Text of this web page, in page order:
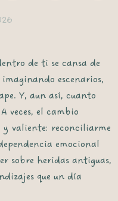
de ti se cansa de
escenarios,
Y, aun así, cuanto
A veces, el cambio
valiente: reconciliarme
emocional
sobre heridas antiguas,
que un día